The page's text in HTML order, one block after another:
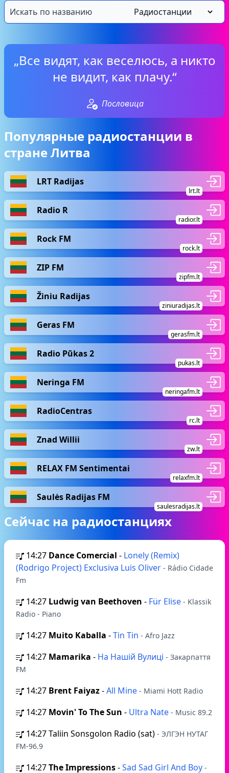
„Все видят, как веселюсь, а никто
не видит, как плачу.“
Пословица
Популярные радиостанции в
стране Литва
LRT Radijas
lrt.lt
Radio R
radior.lt
Rock FM
rock.lt
ZIP FM
zipfm.lt
Žiniu Radijas
ziniuradijas.lt
Geras FM
gerasfm.lt
Radio Pūkas 2
pukas.lt
Neringa FM
neringafm.lt
RadioCentras
rc.lt
Znad Willii
zw.lt
RELAX FM Sentimentai
relaxfm.lt
Saulės Radijas FM
saulesradijas.lt
Сейчас на радиостанциях
14:27 Dance Comercial - Lonely (Remix)
(Rodrigo Project) Exclusiva Luis Oliver - Rádio Cidade
Fm
14:27 Ludwig van Beethoven - Für Elise - Klassik
Radio - Piano
14:27 Muito Kaballa -Tin Tin - Afro Jazz
14:27 Mamarika - На Нашій Вулиці - Закарпаття
FM
14:27 Brent Faiyaz-All Mine - Miami Hott Radio
14:27 Movin' To The Sun - Ultra Nate - Music 89.2
14:27Taliin Sonsgolon Radio (sat) - ЭЛГЭН НУТАГ
FM-96.9
14:27The Impressions-Sad Sad Girl And Boy -